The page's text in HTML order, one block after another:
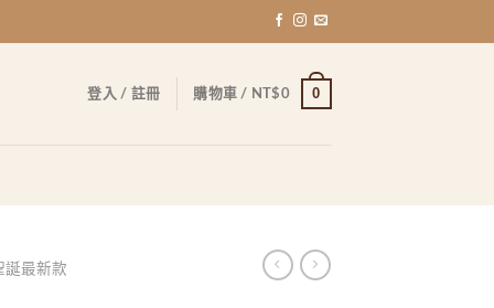
登入 / 註冊 購物車 / NT$0 0
誕最新款